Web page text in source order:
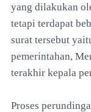
yang dilakukan
tetapi terdapat
surat tersebut
pemerintahan,
terakhir kepala
Proses